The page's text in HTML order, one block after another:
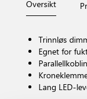
Oversikt
Trinnløs
Egnet for
Lang LED-